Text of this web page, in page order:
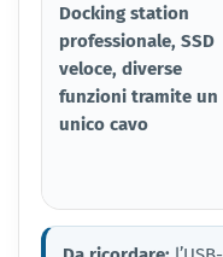
Docking station
professionale, SSD
veloce, diverse
funzioni tramite un
unico cavo